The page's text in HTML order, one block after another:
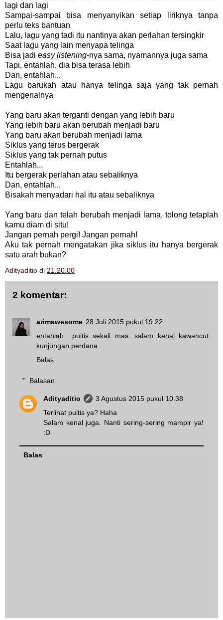
lagi dan lagi
Sampai-sampai bisa menyanyikan setiap liriknya tanpa
perlu teks bantuan
Lalu, lagu yang tadi itu nantinya akan perlahan tersingkir
Saat lagu yang lain menyapa telinga
Bisa jadi easy listening-nya sama, nyamannya juga sama
Tapi, entahlah, dia bisa terasa lebih
Dan, entahlah...
Lagu barukah atau hanya telinga saja yang tak pernah
mengenalnya
Yang baru akan terganti dengan yang lebih baru
Yang lebih baru akan berubah menjadi baru
Yang baru akan berubah menjadi lama
Siklus yang terus bergerak
Siklus yang tak pernah putus
Entahlah...
Itu bergerak perlahan atau sebaliknya
Dan, entahlah...
Bisakah menyadari hal itu atau sebaliknya
Yang baru dan telah berubah menjadi lama, tolong tetaplah
kamu diam di situ!
Jangan pernah pergi! Jangan pernah!
Aku tak pernah mengatakan jika siklus itu hanya bergerak
satu arah bukan?
Adityaditio di 21.20.00
2 komentar:
arimawesome 28 Juli 2015 pukul 19.22
entahlah.. puitis sekali mas. salam kenal kawancut.
kunjungan perdana
Balas
Balasan
Adityaditio
3 Agustus 2015 pukul 10.38
Terlihat puitis ya? Haha
Salam kenal juga. Nanti sering-sering mampir ya!
:D
Balas